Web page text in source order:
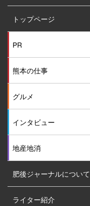
トップページ
PR
熊本の仕事
グルメ
インタビュー
地産地消
肥後ジャーナルについて
ライター紹介